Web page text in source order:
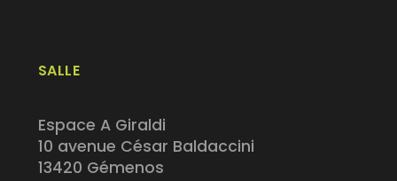
SALLE
Espace A Giraldi
10 avenue César Baldaccini
13420 Gémenos